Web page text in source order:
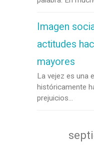
Imagen
actitudes
mayores
La vejez es una
históricamente
prejuicios...